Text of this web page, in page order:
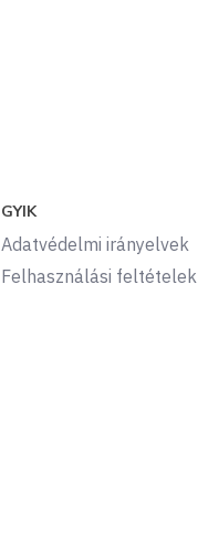
GYIK
Adatvédelmi irányelvek
Felhasználási feltételek